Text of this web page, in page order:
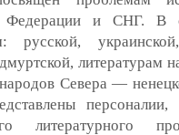
Федерации и СНГ. В
русской,
литературам
Севера —
литературного